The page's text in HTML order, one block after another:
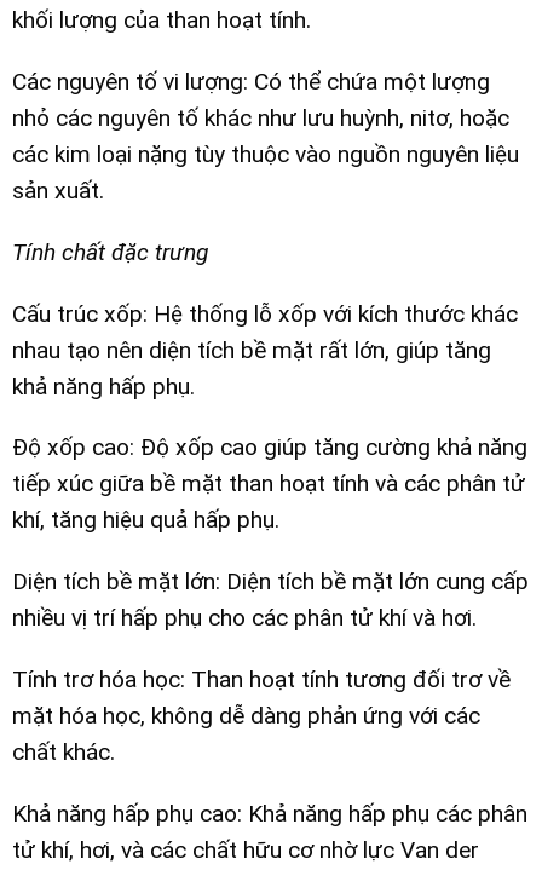
khối lượng của than hoạt tính.
Các nguyên tố vi lượng: Có thể chứa một lượng
nhỏ các nguyên tố khác như lưu huỳnh, nitơ, hoặc
các kim loại nặng tùy thuộc vào nguồn nguyên liệu
sản xuất.
Tính chất đặc trưng
Cấu trúc xốp: Hệ thống lỗ xốp với kích thước khác
nhau tạo nên diện tích bề mặt rất lớn, giúp tăng
khả năng hấp phụ.
Độ xốp cao: Độ xốp cao giúp tăng cường khả năng
tiếp xúc giữa bề mặt than hoạt tính và các phân tử
khí, tăng hiệu quả hấp phụ.
Diện tích bề mặt lớn: Diện tích bề mặt lớn cung cấp
nhiều vị trí hấp phụ cho các phân tử khí và hơi.
Tính trơ hóa học: Than hoạt tính tương đối trơ về
mặt hóa học, không dễ dàng phản ứng với các
chất khác.
Khả năng hấp phụ cao: Khả năng hấp phụ các phân
tử khí, hơi, và các chất hữu cơ nhờ lực Van der